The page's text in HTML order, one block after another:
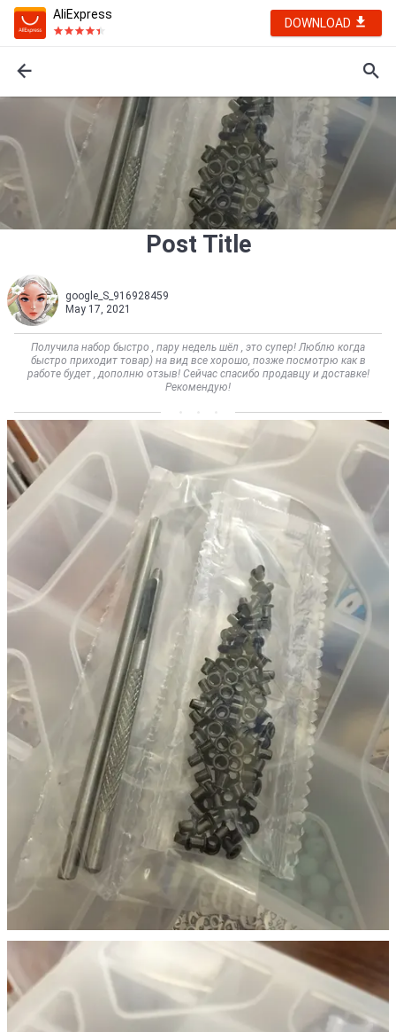
AliExpress
DOWNLOAD
Post Title
google_S_916928459
May 17, 2021
Получила набор быстро , пару недель шёл , это супер! Люблю когда
быстро приходит товар) на вид все хорошо, позже посмотрю как в
работе будет , дополню отзыв! Сейчас спасибо продавцу и доставке!
Рекомендую!